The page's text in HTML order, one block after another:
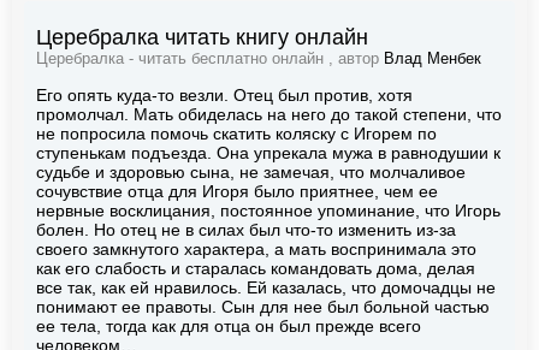
Церебралка читать книгу онлайн
Церебралка - читать бесплатно онлайн , автор Влад Менбек
Его опять куда-то везли. Отец был против, хотя
промолчал. Мать обиделась на него до такой степени, что
не попросила помочь скатить коляску с Игорем по
ступенькам подъезда. Она упрекала мужа в равнодушии к
судьбе и здоровью сына, не замечая, что молчаливое
сочувствие отца для Игоря было приятнее, чем ее
нервные восклицания, постоянное упоминание, что Игорь
болен. Но отец не в силах был что-то изменить из-за
своего замкнутого характера, а мать воспринимала это
как его слабость и старалась командовать дома, делая
все так, как ей нравилось. Ей казалась, что домочадцы не
понимают ее правоты. Сын для нее был больной частью
ее тела, тогда как для отца он был прежде всего
человеком…